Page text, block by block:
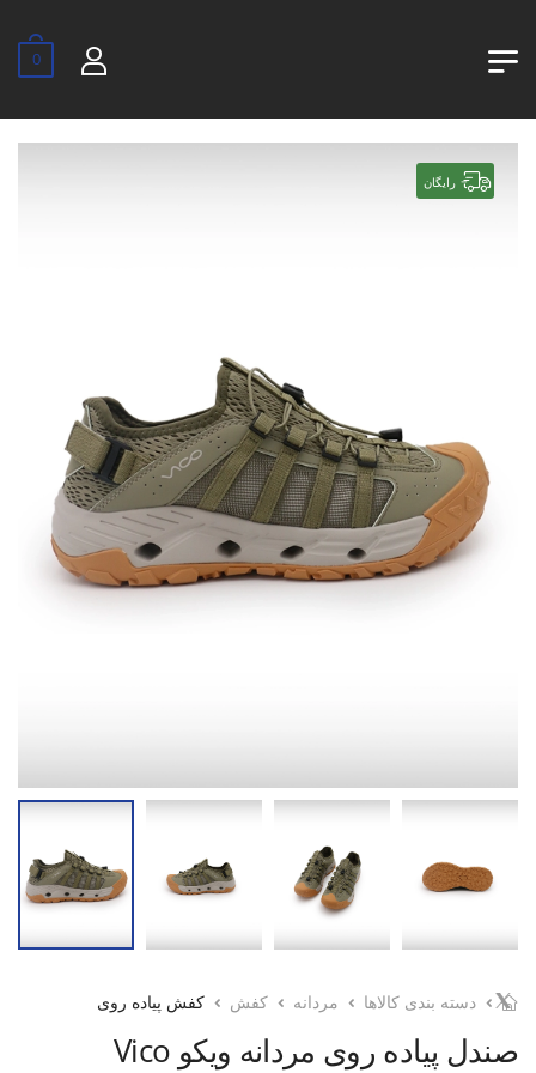
0
رایگان
دسته بندی کالاها مردانه کفش کفش پیاده روی
صندل پیاده روی مردانه ویکو Vico